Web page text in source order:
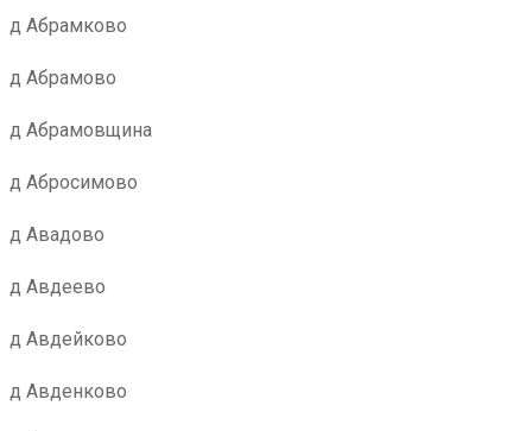
д Абрамково
д Абрамово
д Абрамовщина
д Абросимово
д Авадово
д Авдеево
д Авдейково
д Авденково